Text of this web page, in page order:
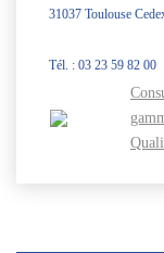
31037 Toulouse
Tél. : 03 23 59 82 00